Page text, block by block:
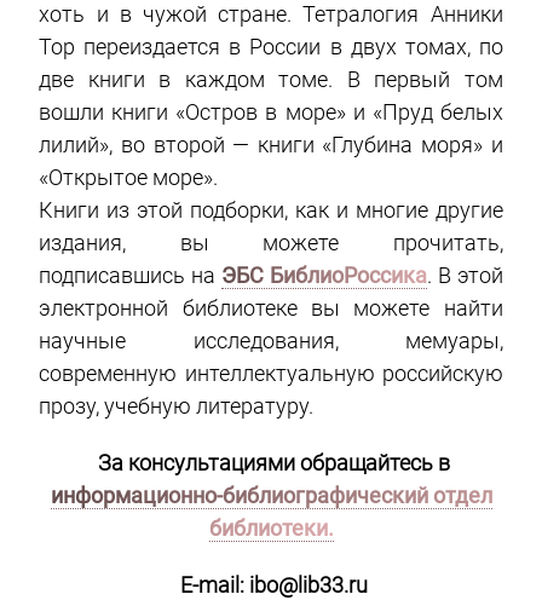
хоть и в чужой стране. Тетралогия Анники
Тор переиздается в России в двух томах, по
две книги в каждом томе. В первый том
вошли книги «Остров в море» и «Пруд белых
лилий», во второй — книги «Глубина моря» и
«Открытое море».
Книги из этой подборки, как и многие другие
издания, вы можете прочитать,
подписавшись на ЭБС БиблиоРоссика. В этой
электронной библиотеке вы можете найти
научные исследования, мемуары,
современную интеллектуальную российскую
прозу, учебную литературу.
За консультациями обращайтесь в
информационно-библиографический отдел
библиотеки.
E-mail: ibo@lib33.ru